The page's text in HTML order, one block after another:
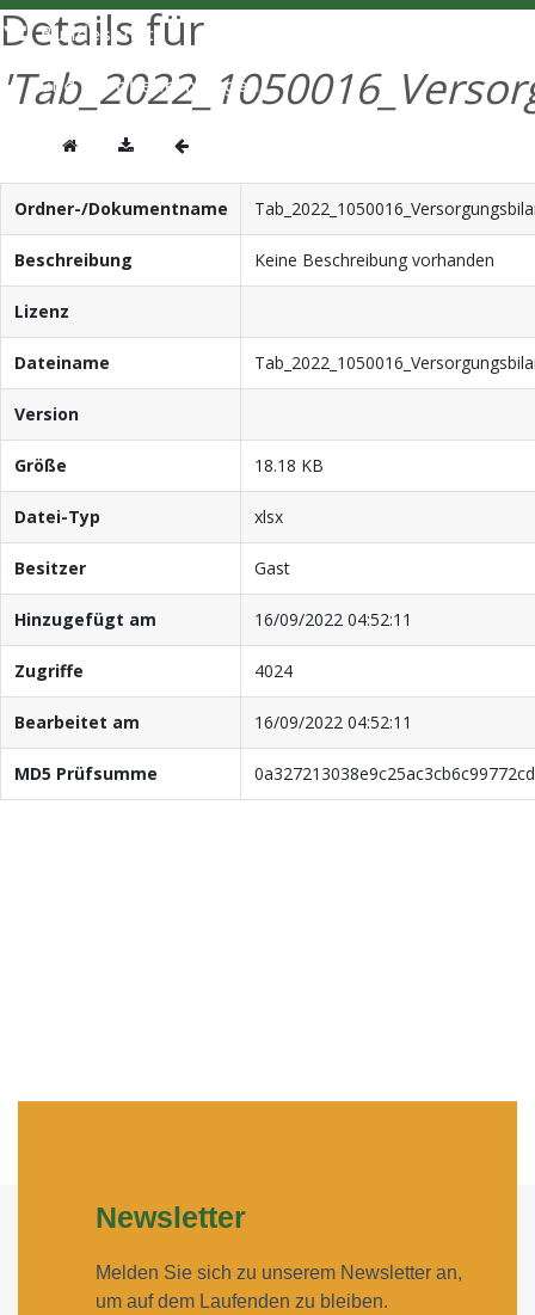
Details für
Ordner-/Dokumentname
Beschreibung Keine Beschreibung vorhanden
Lizenz
Dateiname
Version
Größe 18.18 KB
Datei-Typ xlsx
Besitzer Gast
Hinzugefügt am 16/09/2022 04:52:11
Zugriffe 4024
Bearbeitet am 16/09/2022 04:52:11
MD5 Prüfsumme
Newsletter
Melden Sie sich zu unserem Newsletter an,
um auf dem Laufenden zu bleiben.